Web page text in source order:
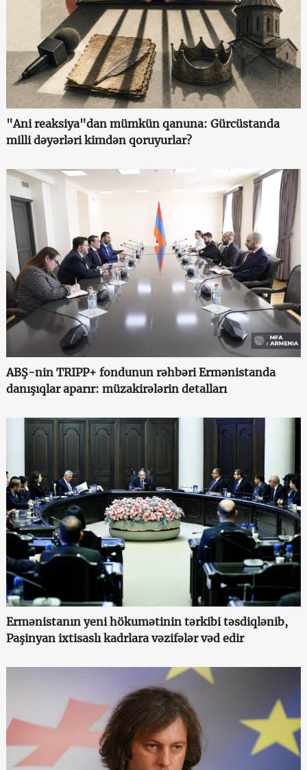
"Ani reaksiya"dan mümkün qanuna: Gürcüstanda
milli dəyərləri kimdən qoruyurlar?
ABŞ-nin TRIPP+ fondunun rəhbəri Ermənistanda
danışıqlar aparır: müzakirələrin detalları
Ermənistanın yeni hökumətinin tərkibi təsdiqlənib,
Paşinyan ixtisaslı kadrlara vəzifələr vəd edir